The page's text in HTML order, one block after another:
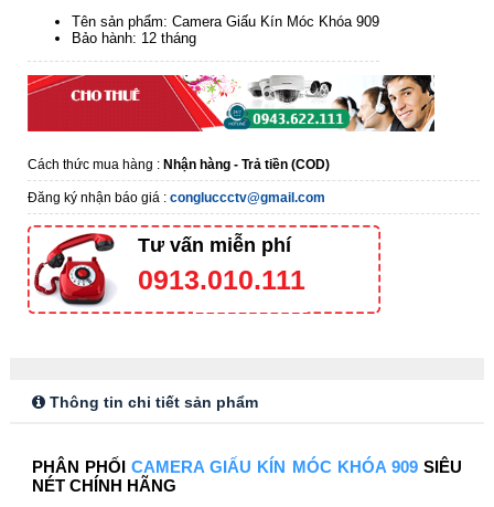
Tên sản phẩm: Camera Giấu Kín Móc Khóa 909
Bảo hành: 12 tháng
Cách thức mua hàng : Nhận hàng - Trả tiền (COD)
Đăng ký nhận báo giá : congluccctv@gmail.com
Tư vấn miễn phí
0913.010.111
Thông tin chi tiết sản phẩm
PHÂN PHỐICAMERA GIẤU KÍN MÓC KHÓA 909SIÊU
NÉT CHÍNH HÃNG